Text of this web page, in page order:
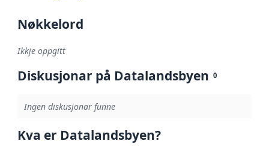
Nøkkelord
Ikkje oppgitt
Diskusjonar på Datalandsbyen 0
Ingen diskusjonar funne
Kva er Datalandsbyen?